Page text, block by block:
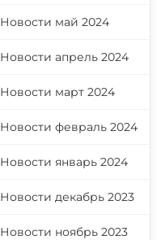
Новости май 2024
Новости апрель 2024
Новости март 2024
Новости февраль 2024
Новости январь 2024
Новости декабрь 2023
Новости ноябрь 2023